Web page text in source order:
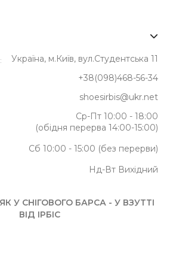
Україна, м.Київ, вул.Студентська 11
+38(098)468-56-34
shoesirbis@ukr.net
Ср-Пт 10:00 - 18:00
(обідня перерва 14:00-15:00)
Сб 10:00 - 15:00 (без перерви)
Нд-Вт Вихідний
У СНІГОВОГО БАРСА - У ВЗУТТІ
ВІД ІРБІС